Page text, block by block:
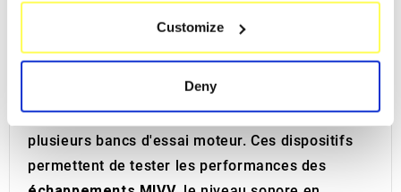
Identify your device by actively scanning it for
specific characteristics (fingerprinting)
and set your preferences in the
We use cookies to personalise content and ads, to
provide social media features and to analyse our traffic.
We also share information about your use of our site with
Customize
Deny
de MIVV dispose d'équipements de pointe, tels
qu'une chambre semi-anéchoïque pour mesurer
le bruit dans des conditions contrôlées, ainsi que
plusieurs bancs d'essai moteur. Ces dispositifs
permettent de tester les performances des